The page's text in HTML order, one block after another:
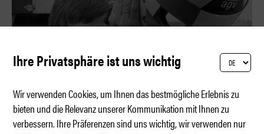
Ihre Privatsphäre ist uns wichtig
Wir verwenden Cookies, um Ihnen das bestmögliche Erlebnis zu
bieten und die Relevanz unserer Kommunikation mit Ihnen zu
verbessern. Ihre Präferenzen sind uns wichtig, wir verwenden nur